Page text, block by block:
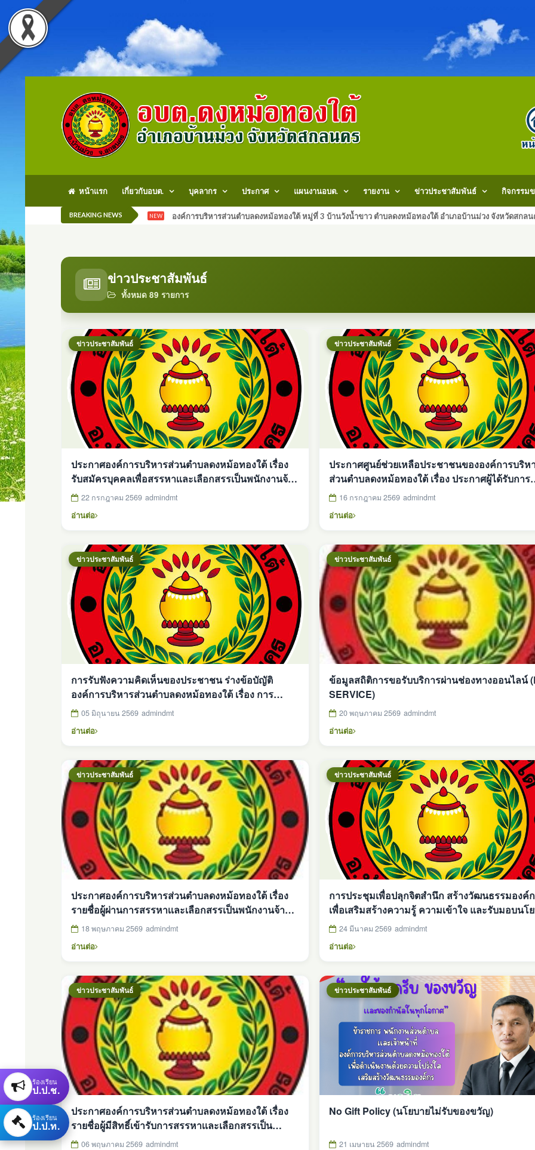
หน้าแรก เกี่ยวกับอบต. บุคลากร ประกาศ แผนงานอบต. รายงาน ข่าวประชาสัมพันธ์ กิจกรรมข
BREAKING NEWS NEW องค์การบริหารส่วนตำบลดงหม้อทองใต้ หมู่ที่ 3 บ้านวังน้ำขาว ตำบลดงหม้อทองใต้ อำเภอบ้านม่วง จังหวัดส
ข่าวประชาสัมพันธ์
ทั้งหมด 89 รายการ
ข่าวประชาสัมพันธ์
ประกาศองค์การบริหารส่วนตำบลดงหม้อทองใต้ เรื่อง
รับสมัครบุคคลเพื่อสรรหาเเละเลือกสรรเป็นพนักงานจ้าง
ตามภารกิจ ตำเเหน่งผู้ช่วยเจ้าพนักงานพัสดุ ประกาศ ณ
22 กรกฎาคม 2569 admindmt
อ่านต่อ
ข่าวประชาสัมพันธ์
ประกาศศูนย์ช่วยเหลือประชาชนขององค์การบริห
ส่วนตำบลดงหม้อทองใต้ เรื่อง ประกาศผู้ได้รับการ
พิจารณาให้การช่วยเหลือด้านสาธารณภัย ประก
16 กรกฎาคม 2569 admindmt
อ่านต่อ
ข่าวประชาสัมพันธ์
การรับฟังความคิดเห็นของประชาชน ร่างข้อบัญัติ
องค์การบริหารส่วนตำบลดงหม้อทองใต้ เรื่อง การ
ควบคุมสถานประกอบกิจการและดำเนินกิจการ รับซื้อ
หรือสะสมยางก้อน หรือยางก้อนถ้วย ยางแผ่น พ.ศ. 2569
05 มิถุนายน 2569 admindmt
อ่านต่อ
ข่าวประชาสัมพันธ์
ข้อมูลสถิติการขอรับบริการผ่านช่องทางออนไลน์
SERVICE)
20 พฤษภาคม 2569 admindmt
อ่านต่อ
ข่าวประชาสัมพันธ์
ประกาศองค์การบริหารส่วนตำบลดงหม้อทองใต้ เรื่อง
รายชื่อผู้ผ่านการสรรหาเเละเลือกสรรเป็นพนักงานจ้าง
ทั่วไป ตำเเหน่ง พนักงานขับรถยนต์(ฉุกเฉิน)
18 พฤษภาคม 2569 admindmt
อ่านต่อ
ข่าวประชาสัมพันธ์
การประชุมเพื่อปลุกจิตสำนึก สร้างวัฒนธรรมองค์
เพื่อเสริมสร้างความรู้ ความเข้าใจ และรับมอบนโ
No Gift Policy ประจำปี 2569
24 มีนาคม 2569 admindmt
อ่านต่อ
ข่าวประชาสัมพันธ์
ประกาศองค์การบริหารส่วนตำบลดงหม้อทองใต้ เรื่อง
รายชื่อผู้มีสิทธิ์เข้ารับการสรรหาเเละเลือกสรรเป็น
พนักงานจ้างทั่วไป ตำเเหน่ง พนักงานขับรถยนต์(ฉุกเฉิน)
06 พฤษภาคม 2569 admindmt
ข่าวประชาสัมพันธ์
No Gift Policy (นโยบายไม่รับของขวัญ)
21 เมษายน 2569 admindmt
ร้องเรียน
ป.ป.ช.
ร้องเรียน
ป.ป.ท.